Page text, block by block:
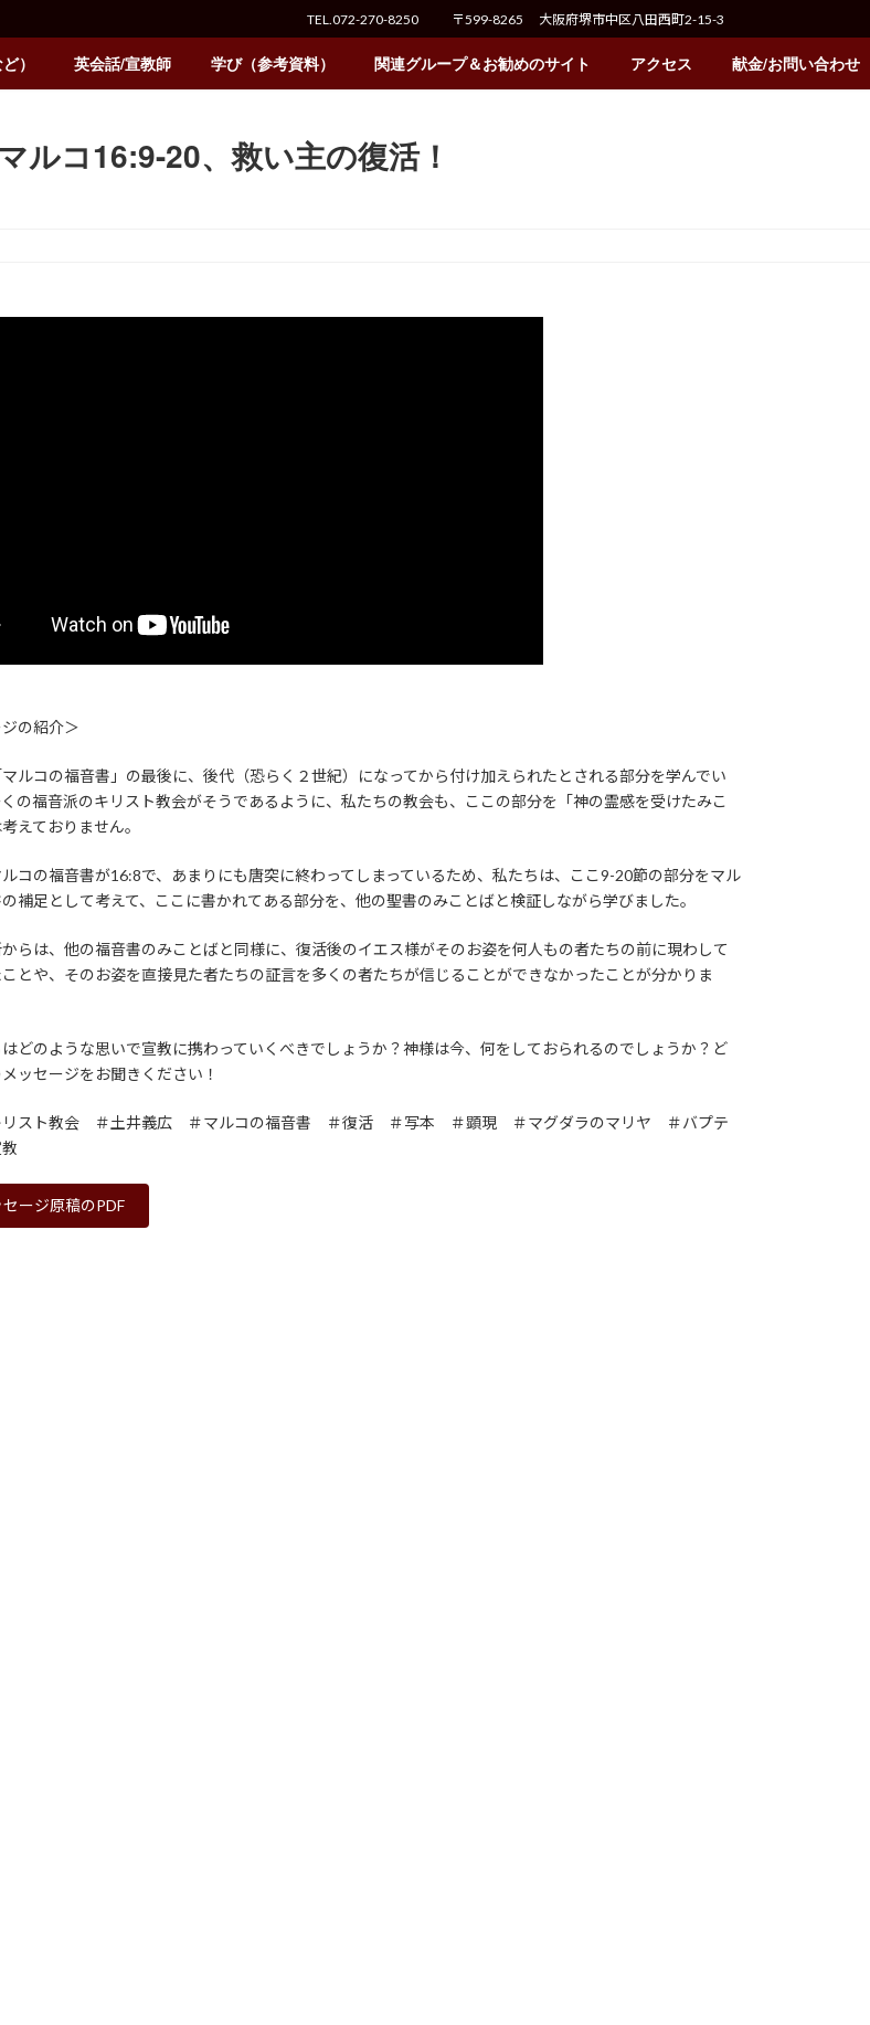
TEL.072-270-8250 〒599-8265 大阪府堺市中区八田西町2-15-3
） 英会話/宣教師 学び（参考資料） 関連グループ＆お勧めのサイト アクセス 献金/お問い合わせ
ルコ16:9-20、救い主の復活！
の紹介＞
ルコの福音書」の最後に、後代（恐らく２世紀）になってから付け加えられたとされる部分を学んでい
の福音派のキリスト教会がそうであるように、私たちの教会も、ここの部分を「神の霊感を受けたみこ
えておりません。
ルコの福音書が16:8で、あまりにも唐突に終わってしまっているため、私たちは、ここ9-20節の部分をマル
補足として考えて、ここに書かれてある部分を、他の聖書のみことばと検証しながら学びました。
らは、他の福音書のみことばと同様に、復活後のイエス様がそのお姿を何人もの者たちの前に現わして
ことや、そのお姿を直接見た者たちの証言を多くの者たちが信じることができなかったことが分かりま
どのような思いで宣教に携わっていくべきでしょうか？神様は今、何をしておられるのでしょうか？ど
ッセージをお聞きください！
リスト教会 ＃土井義広 ＃マルコの福音書 ＃復活 ＃写本 ＃顕現 ＃マグダラのマリヤ ＃バプテ
ージ原稿のPDF